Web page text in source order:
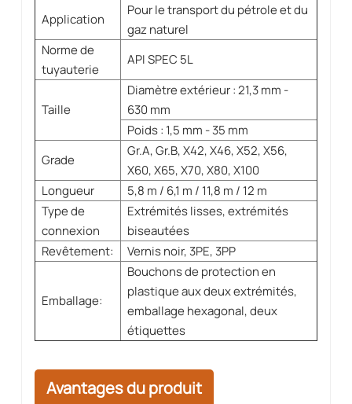
Application
Pour le transport du pétrole et du
gaz naturel
Norme de
tuyauterie
API SPEC 5L
Taille
Diamètre extérieur : 21,3 mm -
630 mm
Poids : 1,5 mm - 35 mm
Grade
Gr.A, Gr.B, X42, X46, X52, X56,
X60, X65, X70, X80, X100
Longueur
5,8 m / 6,1 m / 11,8 m / 12 m
Type de
connexion
Extrémités lisses, extrémités
biseautées
Revêtement:
Vernis noir, 3PE, 3PP
Emballage:
Bouchons de protection en
plastique aux deux extrémités,
emballage hexagonal, deux
étiquettes
Avantages du produit